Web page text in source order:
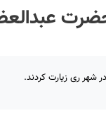
شهر ری زیارت کردند.